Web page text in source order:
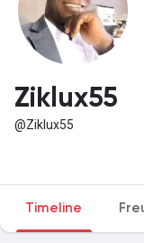
Meine
Ziklux55
@Ziklux55
Timeline